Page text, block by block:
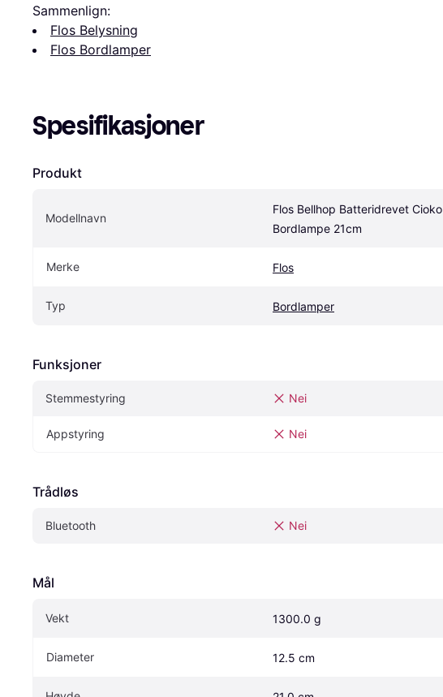
Sammenlign:
Flos Belysning
Flos Bordlamper
Spesifikasjoner
Produkt
Modellnavn
Flos Bellhop Batteridrevet Cioko
Bordlampe 21cm
Merke Flos
Typ Bordlamper
Funksjoner
Stemmestyring Nei
Appstyring Nei
Trådløs
Bluetooth Nei
Mål
Vekt 1300.0 g
Diameter 12.5 cm